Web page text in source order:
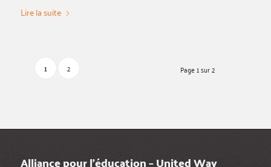
Lire la suite
Page 1 sur 2
1 2
Alliance pour l’éducation – United Way